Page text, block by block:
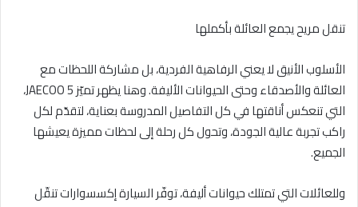
تنقل مريح يجمع العائلة بأكملها
الأسلوب الأنيق لا يعني الرفاهية الفردية، بل مشاركة اللحظات مع
العائلة والأصدقاء وحتى الحيوانات الأليفة. وهنا يظهر تميّز JAECOO 5،
التي تنعكس أناقتها في كل التفاصيل المدروسة بعناية، لتقدّم لكل
راكب تجربة عالية الجودة، وتحول كل رحلة إلى لحظات مميزة يعيشها
الجميع.
وللعائلات التي تمتلك حيوانات أليفة، توفّر السيارة إكسسوارات تنقّل